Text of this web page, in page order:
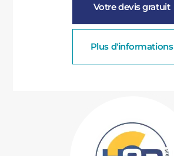
Votre devis gratuit
Plus d'informations